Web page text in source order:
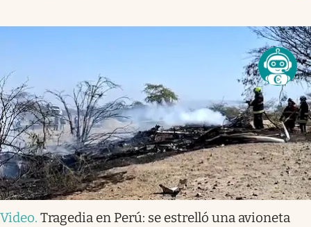
Video. Tragedia en Perú: se estrelló una avioneta